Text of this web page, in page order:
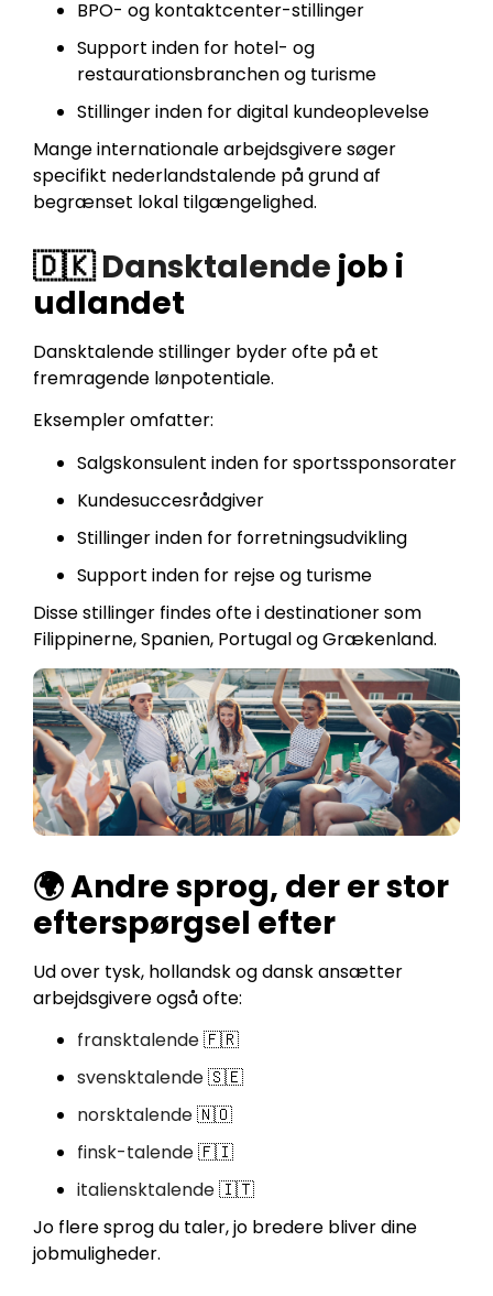
BPO- og kontaktcenter-stillinger
Support inden for hotel- og
restaurationsbranchen og turisme
Stillinger inden for digital kundeoplevelse
Mange internationale arbejdsgivere søger
specifikt nederlandstalende på grund af
begrænset lokal tilgængelighed.
🇩🇰Dansktalende job i
udlandet
Dansktalende stillinger byder ofte på et
fremragende lønpotentiale.
Eksempler omfatter:
Salgskonsulent inden for sportssponsorater
Kundesuccesrådgiver
Stillinger inden for forretningsudvikling
Support inden for rejse og turisme
Disse stillinger findes ofte i destinationer som
Filippinerne, Spanien, Portugal og Grækenland.
🌍 Andre sprog, der er stor
efterspørgsel efter
Ud over tysk, hollandsk og dansk ansætter
arbejdsgivere også ofte:
fransktalende🇫🇷
svensktalende🇸🇪
norsktalende🇳🇴
finsk-talende🇫🇮
italiensktalende🇮🇹
Jo flere sprog du taler, jo bredere bliver dine
jobmuligheder.